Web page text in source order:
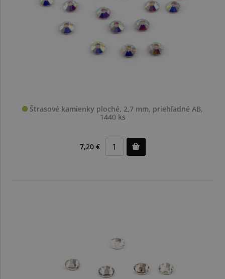
Štrasové kamienky ploché, 2,7 mm, priehľadné AB,
1440 ks
7,20 €